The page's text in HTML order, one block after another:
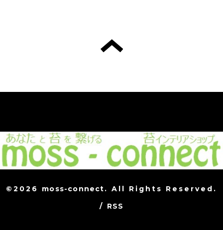
©2026 moss-connect. All Rights Reserved.
/ RSS